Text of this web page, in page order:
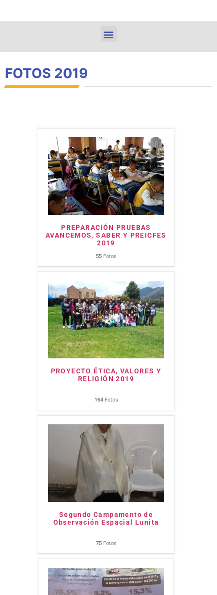
FOTOS 2019
PREPARACIÓN PRUEBAS
AVANCEMOS, SABER Y PREICFES
2019
55Fotos
PROYECTO ÉTICA, VALORES Y
RELIGIÓN 2019
164Fotos
Segundo Campamento de
Observación Espacial Lunita
75Fotos